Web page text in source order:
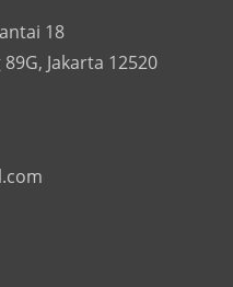
18
Jakarta 12520